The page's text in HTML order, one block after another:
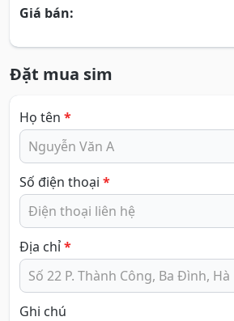
Giá bán:
Đặt mua sim
Họ tên *
Số điện thoại *
Địa chỉ*
Ghi chú